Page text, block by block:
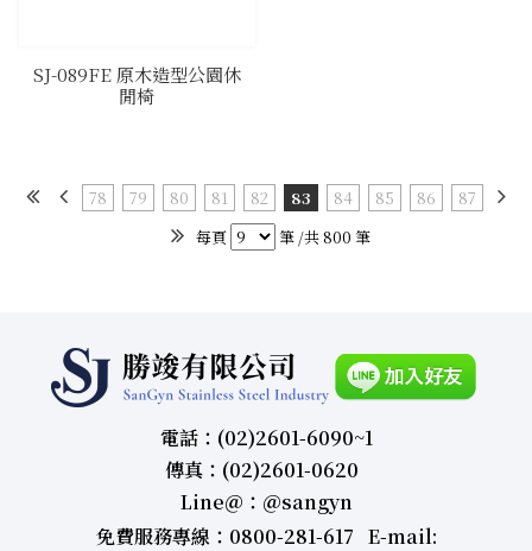
SJ-089FE 原木造型公園休
閒椅
78 79 80 81 82 83 84 85 86
87
每頁
筆 /共 800 筆
電話：(02)2601-6090~1
傳真：(02)2601-0620
Line＠：＠sangyn
免費服務專線：0800-281-617 E-mail: